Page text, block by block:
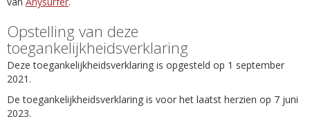
Opstelling van deze
toegankelijkheidsverklaring
Deze toegankelijkheidsverklaring is opgesteld op 1 september
2021.
De toegankelijkheidsverklaring is voor het laatst herzien op 7 juni
2023.